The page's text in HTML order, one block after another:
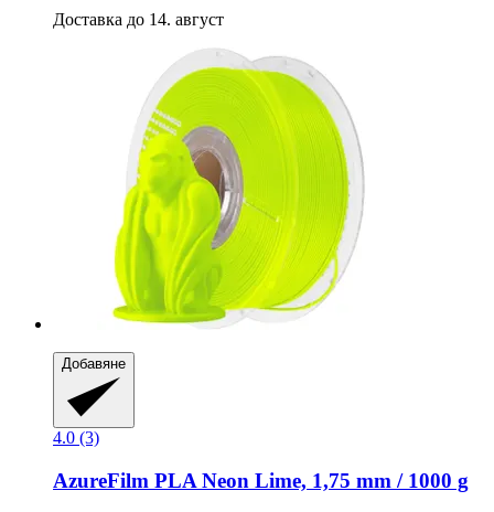
Доставка до 14. август
Добавяне
4.0 (3)
AzureFilm PLA Neon Lime, 1,75 mm / 1000 g